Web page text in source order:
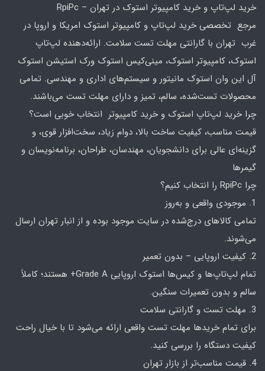
خرید لپ‌تاپ و خرید کامپیوتر استوک در تهران – RpiPc
مرجع تخصصی خرید لپ‌تاپ و کامپیوتر استوک امریکا و اروپا در
غرب تهران با گارانتی مهلت تست سلامت. ارائه‌دهنده لپ‌تاپ
استوک، کامپیوتر استوک، مینی‌کیس استوک ورک استیشن استوک
آل این وان استوک مانیتور و سیستم‌های اداری و مهندسی. تمامی
محصولات تست‌شده، سالم، تمیز و دارای مهلت تست می‌باشند.
چرا خرید لپ‌تاپ استوک و خرید کامپیوتر انتخاب خوبی است؟
قیمت مناسب، کیفیت ساخت بالا، دوام زیاد، سخت‌افزار قوی، و
گزینه‌ای عالی برای دانشجویان، مهندسان، طراحان، برنامه‌نویسان و
گیمرها
چرا RpiPc را انتخاب کنیم؟
1. موجودی واقعی و به‌روز
تمامی کالاهای درج‌شده در سایت موجود بوده و از انبار تهران ارسال
می‌شوند.
2. کیفیت اروپایی – بدون تعمیر
تمام لپ‌تاپ‌ها و کیس‌ها استوک اروپایی Grade A+ هستند؛ کاملاً
سالم و بدون تعمیرات سنگین.
3. مهلت تست و گارانتی سلامت
برای تمام خریدها مهلت تست واقعی ارائه می‌شود تا با خیال راحت
کیفیت دستگاه را بررسی کنید.
4. قیمت مناسب‌تر از بازار تهران